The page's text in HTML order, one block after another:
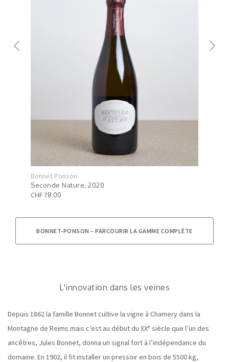
Bonnet Ponson
Seconde Nature, 2020
CHF 78.00
BONNET-PONSON – PARCOURIR LA GAMME COMPLÈTE
L'innovation dans les veines
Depuis 1862 la famille Bonnet cultive la vigne à Chamery dans la
Montagne de Reims mais c’est au début du XXᵉ siècle que l’un des
ancêtres, Jules Bonnet, donna un signal fort à l’indépendance du
domaine. En 1902, il fit installer un pressoir en bois de 5500 kg,